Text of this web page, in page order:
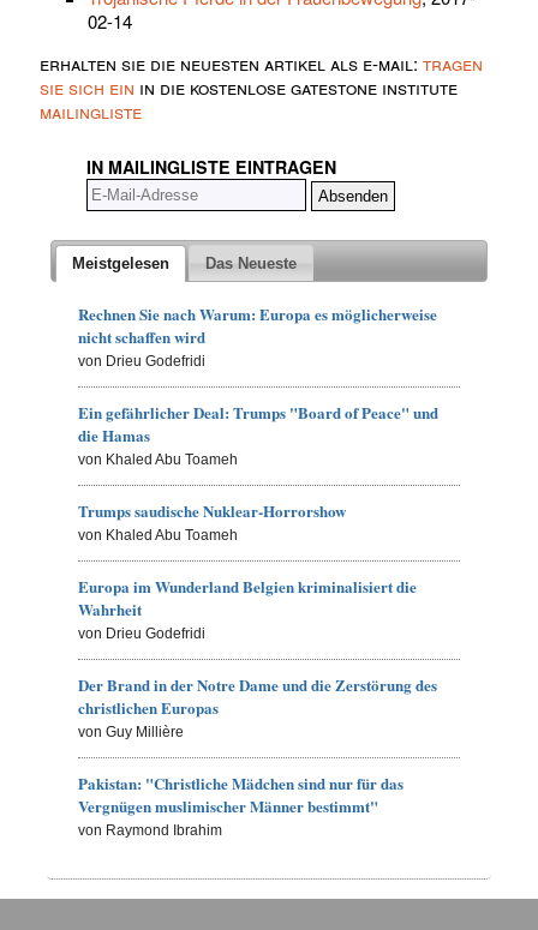
02-14
erhalten sie die neuesten artikel als e-mail: tragen
sie sich ein in die kostenlose gatestone institute
mailingliste
IN MAILINGLISTE EINTRAGEN
Meistgelesen Das Neueste
Rechnen Sie nach Warum: Europa es möglicherweise
nicht schaffen wird
von Drieu Godefridi
Ein gefährlicher Deal: Trumps "Board of Peace" und
die Hamas
von Khaled Abu Toameh
Trumps saudische Nuklear-Horrorshow
von Khaled Abu Toameh
Europa im Wunderland Belgien kriminalisiert die
Wahrheit
von Drieu Godefridi
Der Brand in der Notre Dame und die Zerstörung des
christlichen Europas
von Guy Millière
Pakistan: "Christliche Mädchen sind nur für das
Vergnügen muslimischer Männer bestimmt"
von Raymond Ibrahim